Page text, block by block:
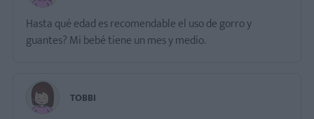
Hasta qué edad es recomendable el uso de gorro y
guantes? Mi bebé tiene un mes y medio.
TOBBI